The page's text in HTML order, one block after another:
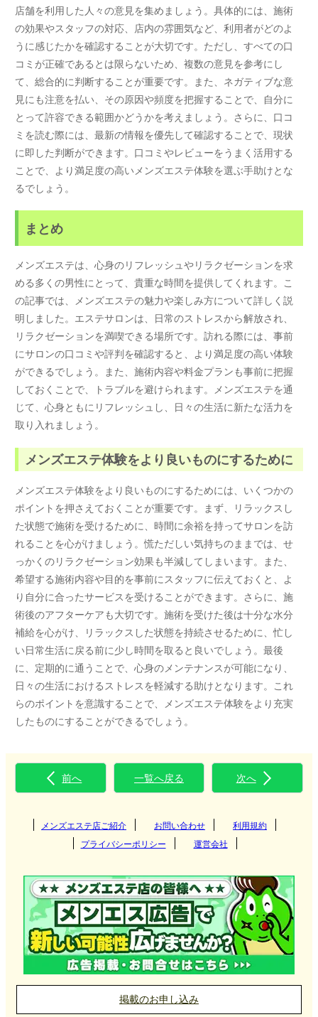
店舗を利用した人々の意見を集めましょう。具体的には、施術
の効果やスタッフの対応、店内の雰囲気など、利用者がどのよ
うに感じたかを確認することが大切です。ただし、すべての口
コミが正確であるとは限らないため、複数の意見を参考にし
て、総合的に判断することが重要です。また、ネガティブな意
見にも注意を払い、その原因や頻度を把握することで、自分に
とって許容できる範囲かどうかを考えましょう。さらに、口コ
ミを読む際には、最新の情報を優先して確認することで、現状
に即した判断ができます。口コミやレビューをうまく活用する
ことで、より満足度の高いメンズエステ体験を選ぶ手助けとな
るでしょう。
まとめ
メンズエステは、心身のリフレッシュやリラクゼーションを求
める多くの男性にとって、貴重な時間を提供してくれます。こ
の記事では、メンズエステの魅力や楽しみ方について詳しく説
明しました。エステサロンは、日常のストレスから解放され、
リラクゼーションを満喫できる場所です。訪れる際には、事前
にサロンの口コミや評判を確認すると、より満足度の高い体験
ができるでしょう。また、施術内容や料金プランも事前に把握
しておくことで、トラブルを避けられます。メンズエステを通
じて、心身ともにリフレッシュし、日々の生活に新たな活力を
取り入れましょう。
メンズエステ体験をより良いものにするために
メンズエステ体験をより良いものにするためには、いくつかの
ポイントを押さえておくことが重要です。まず、リラックスし
た状態で施術を受けるために、時間に余裕を持ってサロンを訪
れることを心がけましょう。慌ただしい気持ちのままでは、せ
っかくのリラクゼーション効果も半減してしまいます。また、
希望する施術内容や目的を事前にスタッフに伝えておくと、よ
り自分に合ったサービスを受けることができます。さらに、施
術後のアフターケアも大切です。施術を受けた後は十分な水分
補給を心がけ、リラックスした状態を持続させるために、忙し
い日常生活に戻る前に少し時間を取ると良いでしょう。最後
に、定期的に通うことで、心身のメンテナンスが可能になり、
日々の生活におけるストレスを軽減する助けとなります。これ
らのポイントを意識することで、メンズエステ体験をより充実
したものにすることができるでしょう。
前へ 一覧へ戻る 次へ
メンズエステ店ご紹介 お問い合わせ
利用規約
プライバシーポリシー
運営会社
掲載のお申し込み